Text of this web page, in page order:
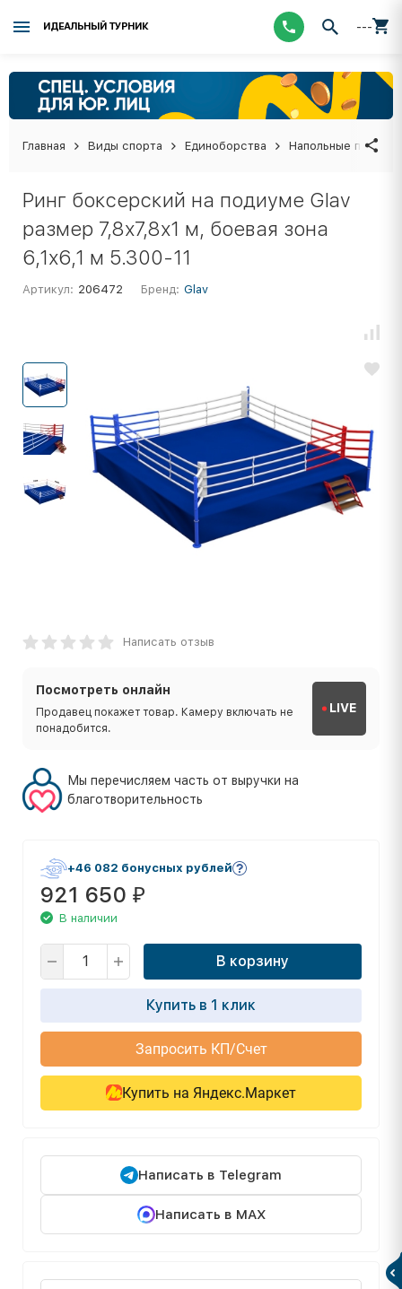
ИДЕАЛЬНЫЙ ТУРНИК ---
Главная Виды спорта Единоборства Напольные
Ринг боксерский на подиуме Glav
размер 7,8х7,8х1 м, боевая зона
6,1х6,1 м 5.300-11
Артикул: 206472 Бренд: Glav
Написать отзыв
Посмотреть онлайн
Продавец покажет товар. Камеру включать не
понадобится.
LIVE
Мы перечисляем часть от выручки на
благотворительность
+46 082 бонусных рублей
921 650 ₽
В наличии
В корзину
Купить в 1 клик
Запросить КП/Счет
Купить на Яндекс.Маркет
Написать в Telegram
Написать в MAX